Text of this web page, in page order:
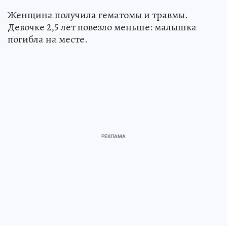
Женщина получила гематомы и травмы.
Девочке 2,5 лет повезло меньше: малышка
погибла на месте.